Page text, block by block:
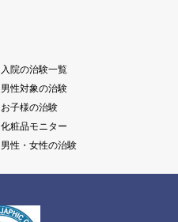
入院の治験一覧
男性対象の治験
お子様の治験
化粧品モニター
男性・女性の治験